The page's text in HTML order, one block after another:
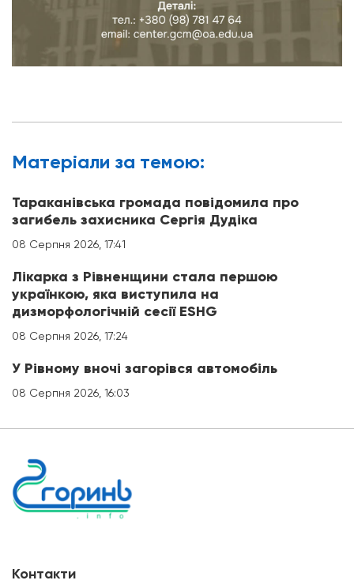
Матерiали за темою:
Тараканівська громада повідомила про
загибель захисника Сергія Дудіка
08 Серпня 2026, 17:41
Лікарка з Рівненщини стала першою
українкою, яка виступила на
дизморфологічній сесії ESHG
08 Серпня 2026, 17:24
У Рівному вночі загорівся автомобіль
08 Серпня 2026, 16:03
Контакти